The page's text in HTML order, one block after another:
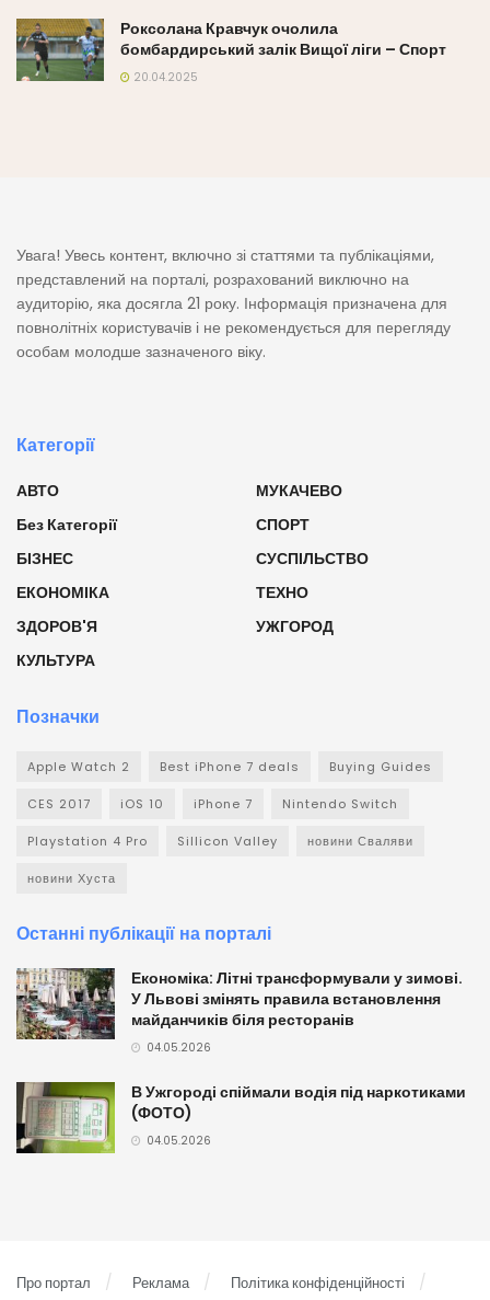
Роксолана Кравчук очолила
бомбардирський залік Вищої ліги – Спорт
20.04.2025
Увага! Увесь контент, включно зі статтями та публікаціями,
представлений на порталі, розрахований виключно на
аудиторію, яка досягла 21 року. Інформація призначена для
повнолітніх користувачів і не рекомендується для перегляду
особам молодше зазначеного віку.
Категорії
АВТО
Без Категорії
БІЗНЕС
ЕКОНОМІКА
ЗДОРОВ'Я
КУЛЬТУРА
МУКАЧЕВО
СПОРТ
СУСПІЛЬСТВО
ТЕХНО
УЖГОРОД
Позначки
Apple Watch 2 Best iPhone 7 deals Buying Guides
CES 2017 iOS 10 iPhone 7 Nintendo Switch
Playstation 4 Pro Sillicon Valley новини Сваляви
новини Хуста
Останні публікації на порталі
Економіка: Літні трансформували у зимові.
У Львові змінять правила встановлення
майданчиків біля ресторанів
04.05.2026
В Ужгороді спіймали водія під наркотиками
(ФОТО)
04.05.2026
Про портал Реклама
Політика конфіденційності